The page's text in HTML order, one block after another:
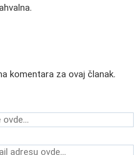
komentara za ovaj članak.